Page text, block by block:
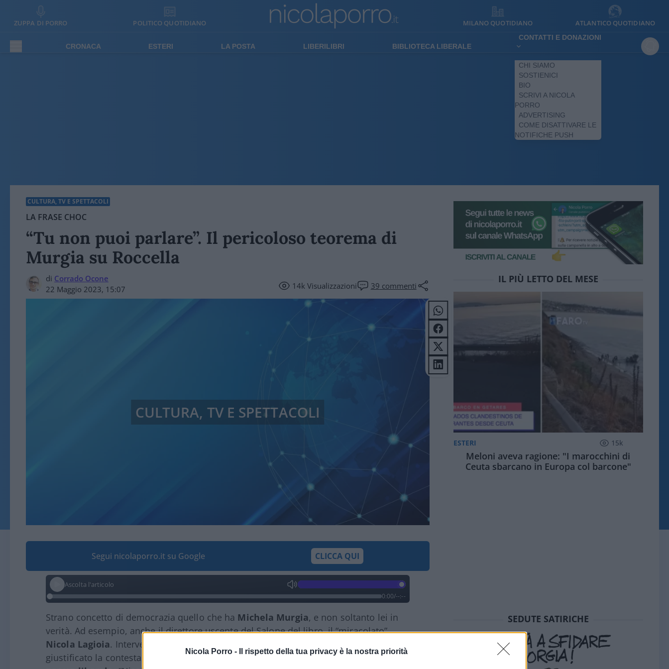
Nicola Porro - Il rispetto della tua privacy è la nostra priorità
ZUPPA DI PORRO POLITICO QUOTIDIANO MILANO QUOTIDIANO ATLANTICO QUOTIDIANO
CRONACA ESTERI LA POSTA LIBERILIBRI BIBLIOTECA LIBERALE
CONTATTI E DONAZIONI
CHI SIAMO
SOSTIENICI
BIO
SCRIVI A NICOLA
PORRO
ADVERTISING
COME DISATTIVARE LE
NOTIFICHE PUSH
CULTURA, TV E SPETTACOLI
LA FRASE CHOC
“Tu non puoi parlare”. Il pericoloso teorema di
Murgia su Roccella
di Corrado Ocone
22 Maggio 2023, 15:07
14kVisualizzazioni 39 commenti
CULTURA, TV E SPETTACOLI
Segui nicolaporro.it su Google CLICCA QUI
Ascolta l'articolo
0:00/--:--
Strano concetto di democrazia quello che ha Michela Murgia, e non soltanto lei in
verità. Ad esempio, anche il direttore uscente del Salone del libro, il “miracolato”
Nicola Lagioia. Intervenendo in collegamento tv con Massimo Gramellini, Murgia ha
giustificato la contestazione torinese al ministro Roccella con parole intollerabili
IL PIÙ LETTO DEL MESE
ESTERI 15k
Meloni aveva ragione: "I marocchini di
Ceuta sbarcano in Europa col barcone"
SEDUTE SATIRICHE